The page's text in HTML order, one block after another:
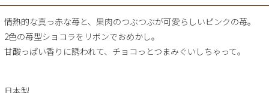
情熱的な真っ赤な苺と、果肉のつぶつぶが可愛らしいピンクの苺。
2色の苺型ショコラをリボンでおめかし。
甘酸っぱい香りに誘われて、チョコっとつまみぐいしちゃって。
日本製